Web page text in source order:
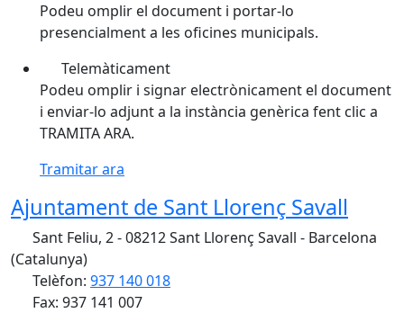
Podeu omplir el document i portar-lo
presencialment a les oficines municipals.
Telemàticament
Podeu omplir i signar electrònicament el document
i enviar-lo adjunt a la instància genèrica fent clic a
TRAMITA ARA.
Tramitar ara
Ajuntament de Sant Llorenç Savall
Sant Feliu, 2 - 08212 Sant Llorenç Savall - Barcelona
(Catalunya)
Telèfon: 937 140 018
Fax: 937 141 007